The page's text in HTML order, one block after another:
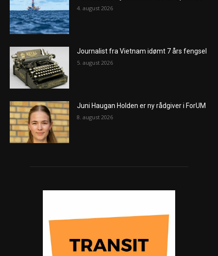
4. august 2026
Journalist fra Vietnam idømt 7 års fengsel
5. august 2026
Juni Haugan Holden er ny rådgiver i ForUM
8. august 2026